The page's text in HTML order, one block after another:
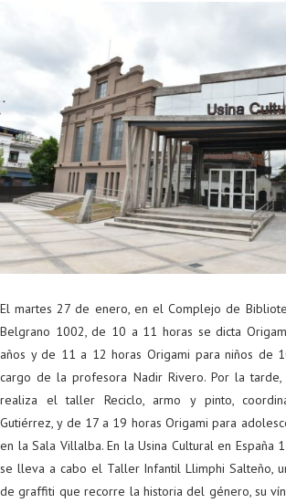
El martes 27 de enero, en el Complejo de
Belgrano 1002, de 10 a 11 horas se dicta
años y de 11 a 12 horas Origami para niños de
cargo de la profesora Nadir Rivero. Por la
realiza el taller Reciclo, armo y pinto,
Gutiérrez, y de 17 a 19 horas Origami para
en la Sala Villalba. En la Usina Cultural en España
se lleva a cabo el Taller Infantil Llimphi Salteño,
de graffiti que recorre la historia del género, su